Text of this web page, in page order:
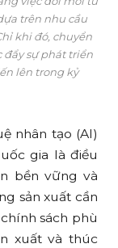
trên nhu cầu
khi đó, chuyển
đẩy sự phát triển
lên trong kỷ
nhân tạo (AI)
gia là điều
bền vững và
sản xuất cần
sách phù
xuất và thúc